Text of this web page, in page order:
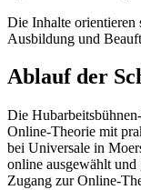
Die Inhalte
Ausbildung und
Ablauf der
Die
Online-Theorie mit
bei Universale in
online ausgewählt
Zugang zur Online-